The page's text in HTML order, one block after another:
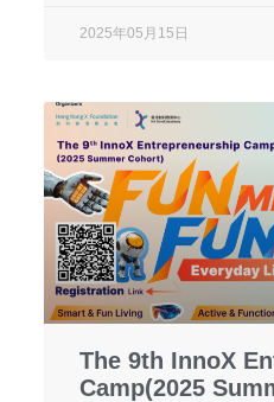
2025年05月15日
The 9th InnoX
Camp(2025